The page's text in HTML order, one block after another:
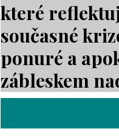
které
současné
ponuré a
zábleskem